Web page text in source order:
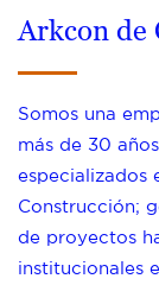
Arkcon de
Somos una
más de 30
especializados
Construcción;
de proyectos
institucionales